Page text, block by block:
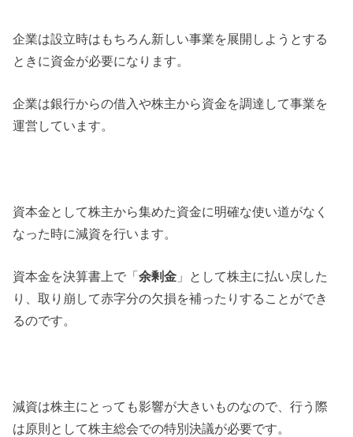
企業は設立時はもちろん新しい事業を展開しようとする
ときに資金が必要になります。
企業は銀行からの借入や株主から資金を調達して事業を
運営しています。
資本金として株主から集めた資金に明確な使い道がなく
なった時に減資を行います。
資本金を決算書上で「余剰金 」として株主に払い戻した
り、取り崩して赤字分の欠損を補ったりすることができ
るのです。
減資は株主にとっても影響が大きいものなので、行う際
は原則として株主総会での特別決議が必要です。